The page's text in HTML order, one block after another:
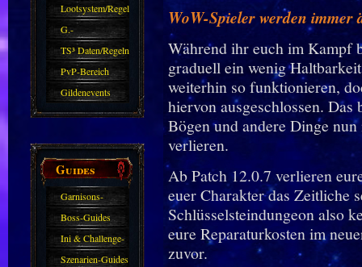
Zubehör
Lootsystem/Regeln
G.-
Sparkasse/Goldleihen
TS³ Daten/Regeln
PvP-Bereich
Gildenevents
Guides
Garnisons-
Guides
Boss-Guides
Ini & Challenge-
Guides
Szenarien-Guides
WoW-Spieler werden
Während ihr euch im Kampf
graduell ein wenig
weiterhin so funktionieren,
hiervon ausgeschlossen. Das
Bögen und andere Dinge
verlieren.
Ab Patch 12.0.7 verlieren
euer Charakter das Zeitliche
Schlüsselsteindungeon also
eure Reparaturkosten im
zuvor.